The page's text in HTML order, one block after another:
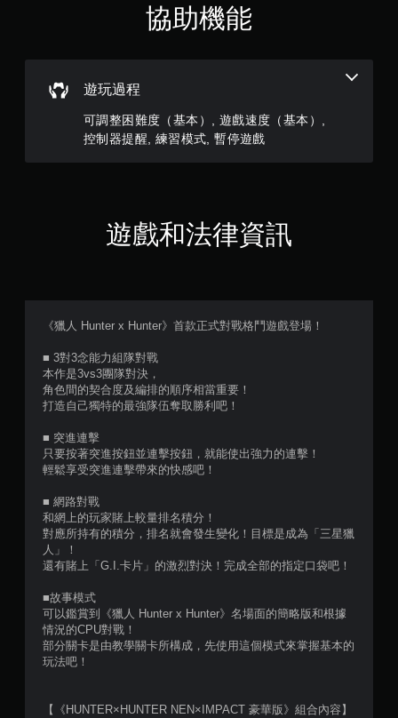
滿
共
協助機能
遊玩過程
可調整困難度（基本）, 遊戲速度（基本）,
控制器提醒, 練習模式, 暫停遊戲
遊戲和法律資訊
《獵人 Hunter x Hunter》首款正式對戰格鬥遊戲登場！
■ 3對3念能力組隊對戰
本作是3vs3團隊對決，
角色間的契合度及編排的順序相當重要！
打造自己獨特的最強隊伍奪取勝利吧！
■ 突進連擊
只要按著突進按鈕並連擊按鈕，就能使出強力的連擊！
輕鬆享受突進連擊帶來的快感吧！
■ 網路對戰
和網上的玩家賭上較量排名積分！
對應所持有的積分，排名就會發生變化！目標是成為「三星獵
人」！
還有賭上「G.I.卡片」的激烈對決！完成全部的指定口袋吧！
■故事模式
可以鑑賞到《獵人 Hunter x Hunter》名場面的簡略版和根據
情況的CPU對戰！
部分關卡是由教學關卡所構成，先使用這個模式來掌握基本的
玩法吧！
【《HUNTER×HUNTER NEN×IMPACT 豪華版》組合內容】